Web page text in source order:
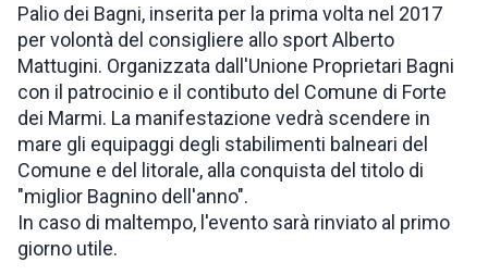
Palio dei Bagni, inserita per la prima volta nel 2017
per volontà del consigliere allo sport Alberto
Mattugini. Organizzata dall'Unione Proprietari Bagni
con il patrocinio e il contibuto del Comune di Forte
dei Marmi. La manifestazione vedrà scendere in
mare gli equipaggi degli stabilimenti balneari del
Comune e del litorale, alla conquista del titolo di
"miglior Bagnino dell'anno".
In caso di maltempo, l'evento sarà rinviato al primo
giorno utile.